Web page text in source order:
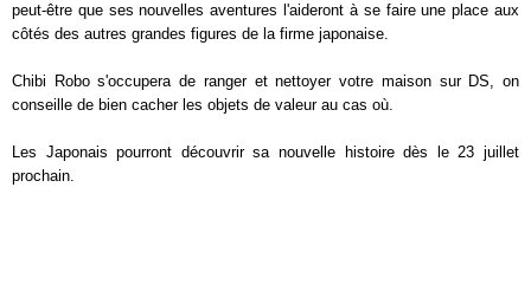
peut-être que ses nouvelles aventures l'aideront à se faire une place aux
côtés des autres grandes figures de la firme japonaise.
Chibi Robo s'occupera de ranger et nettoyer votre maison sur DS, on
conseille de bien cacher les objets de valeur au cas où.
Les Japonais pourront découvrir sa nouvelle histoire dès le 23 juillet
prochain.